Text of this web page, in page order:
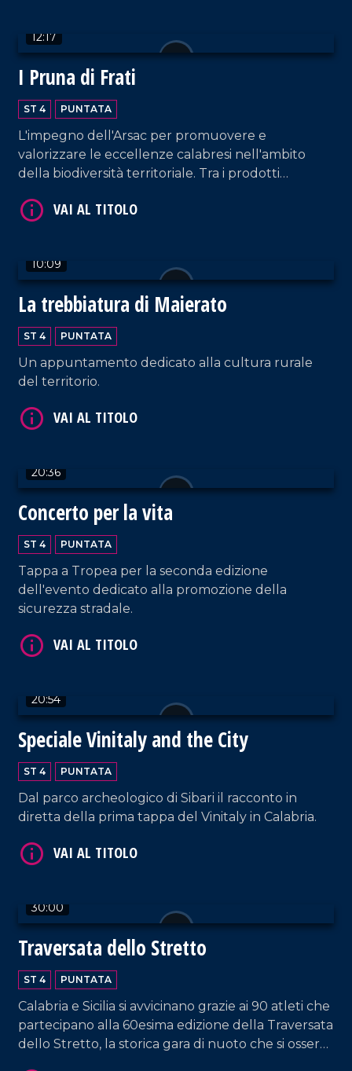
12:17
I Pruna di Frati
ST 4 PUNTATA
L'impegno dell'Arsac per promuovere e
valorizzare le eccellenze calabresi nell'ambito
della biodiversità territoriale. Tra i prodotti
Terranova Sappo Minulio.
10:09
La trebbiatura di Maierato
ST 4 PUNTATA
Un appuntamento dedicato alla cultura rurale
del territorio.
20:36
Concerto per la vita
ST 4 PUNTATA
Tappa a Tropea per la seconda edizione
dell'evento dedicato alla promozione della
sicurezza stradale.
20:54
Speciale Vinitaly and the City
ST 4 PUNTATA
Dal parco archeologico di Sibari il racconto in
diretta della prima tappa del Vinitaly in Calabria.
30:00
Traversata dello Stretto
ST 4 PUNTATA
Calabria e Sicilia si avvicinano grazie ai 90 atleti che
partecipano alla 60esima edizione della Traversata
dello Stretto, la storica gara di nuoto che si osserva
VAI AL TITOLO
VAI AL TITOLO
VAI AL TITOLO
VAI AL TITOLO